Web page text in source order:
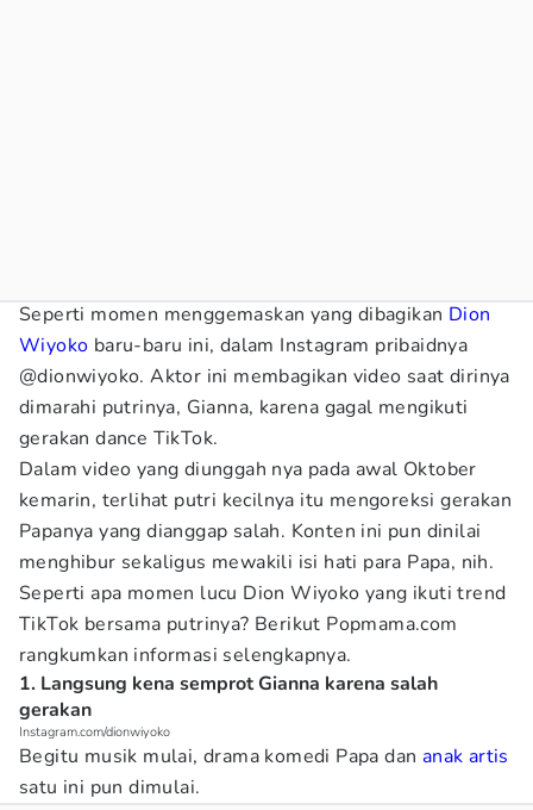
Seperti momen menggemaskan yang dibagikan Dion
Wiyoko baru-baru ini, dalam Instagram pribaidnya
@dionwiyoko. Aktor ini membagikan video saat dirinya
dimarahi putrinya, Gianna, karena gagal mengikuti
gerakan dance TikTok.
Dalam video yang diunggah nya pada awal Oktober
kemarin, terlihat putri kecilnya itu mengoreksi gerakan
Papanya yang dianggap salah. Konten ini pun dinilai
menghibur sekaligus mewakili isi hati para Papa, nih.
Seperti apa momen lucu Dion Wiyoko yang ikuti trend
TikTok bersama putrinya? Berikut Popmama.com
rangkumkan informasi selengkapnya.
1. Langsung kena semprot Gianna karena salah
gerakan
Instagram.com/dionwiyoko
Begitu musik mulai, drama komedi Papa dan anak artis
satu ini pun dimulai.